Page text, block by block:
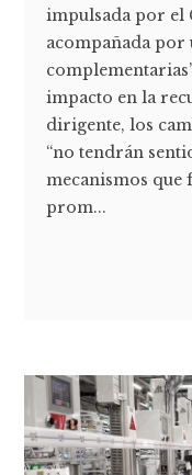
impulsada por el
acompañada por
impacto en la
dirigente, los
“no tendrán
mecanismos
prom...